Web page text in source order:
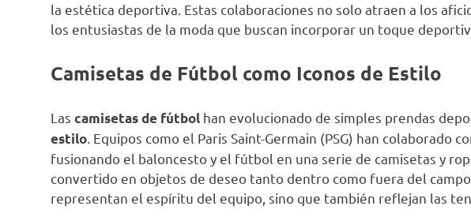
la estética deportiva. Estas colaboraciones no solo atraen a los
los entusiastas de la moda que buscan incorporar un toque
Camisetas de Fútbol como Iconos de Estilo
Las camisetas de fútbol han evolucionado de simples prendas
estilo . Equipos como el Paris Saint-Germain (PSG) han colaborado
fusionando el baloncesto y el fútbol en una serie de camisetas y
convertido en objetos de deseo tanto dentro como fuera del
representan el espíritu del equipo, sino que también reflejan las